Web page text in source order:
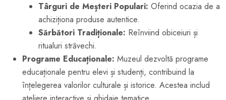
Târguri de Meșteri Populari: Oferind ocazia de a
achiziționa produse autentice.
Sărbători Tradiționale: Reînviind obiceiuri și
ritualuri străvechi.
Programe Educaționale: Muzeul dezvoltă programe
educaționale pentru elevi și studenți, contribuind la
înțelegerea valorilor culturale și istorice. Acestea includ